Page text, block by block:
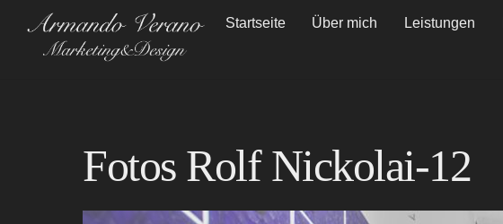
content
Startseite Über mich Leistungen
Fotos Rolf Nickolai-12